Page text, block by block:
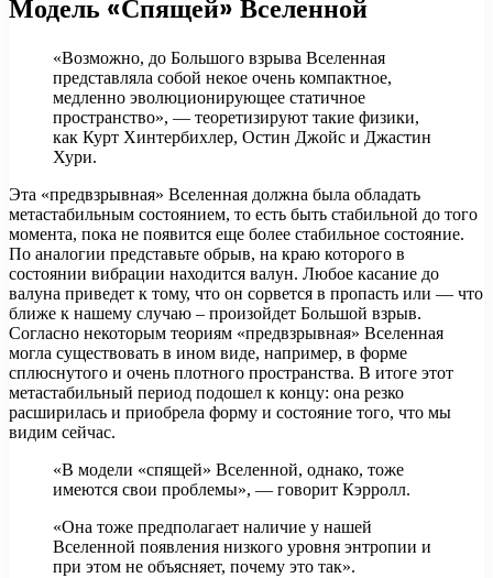
Модель «Спящей» Вселенной
«Возможно, до Большого взрыва Вселенная
представляла собой некое очень компактное,
медленно эволюционирующее статичное
пространство», — теоретизируют такие физики,
как Курт Хинтербихлер, Остин Джойс и Джастин
Хури.
Эта «предвзрывная» Вселенная должна была обладать
метастабильным состоянием, то есть быть стабильной до того
момента, пока не появится еще более стабильное состояние.
По аналогии представьте обрыв, на краю которого в
состоянии вибрации находится валун. Любое касание до
валуна приведет к тому, что он сорвется в пропасть или — что
ближе к нашему случаю – произойдет Большой взрыв.
Согласно некоторым теориям «предвзрывная» Вселенная
могла существовать в ином виде, например, в форме
сплюснутого и очень плотного пространства. В итоге этот
метастабильный период подошел к концу: она резко
расширилась и приобрела форму и состояние того, что мы
видим сейчас.
«В модели «спящей» Вселенной, однако, тоже
имеются свои проблемы», — говорит Кэрролл.
«Она тоже предполагает наличие у нашей
Вселенной появления низкого уровня энтропии и
при этом не объясняет, почему это так».